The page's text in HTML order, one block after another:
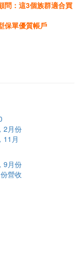
問：這3個族群適合買
保單優質帳戶
2月份
11月
9月份
營收